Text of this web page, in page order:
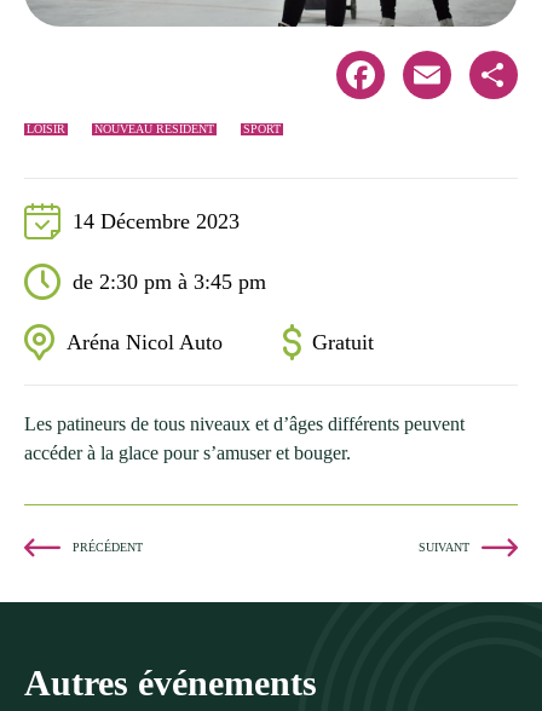
LOISIR NOUVEAU RÉSIDENT SPORT
Facebook Email Share
14 Décembre 2023
de 2:30 pm à 3:45 pm
Aréna Nicol Auto Gratuit
Les patineurs de tous niveaux et d’âges différents peuvent
accéder à la glace pour s’amuser et bouger.
PRÉCÉDENT SUIVANT
Autres événements